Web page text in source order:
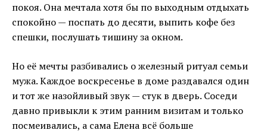
покоя. Она мечтала хотя бы по выходным отдыхать
спокойно — поспать до десяти, выпить кофе без
спешки, послушать тишину за окном.
Но её мечты разбивались о железный ритуал семьи
мужа. Каждое воскресенье в доме раздавался один
и тот же назойливый звук — стук в дверь. Соседи
давно привыкли к этим ранним визитам и только
посмеивались, а сама Елена всё больше